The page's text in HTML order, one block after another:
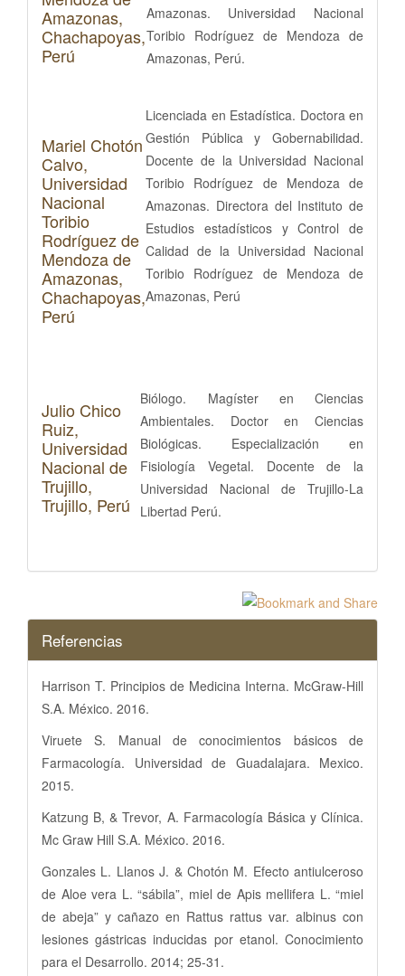
Amazonas,
Chachapoyas,
Perú
Amazonas. Universidad Nacional
Toribio Rodríguez de Mendoza de
Amazonas, Perú.
Mariel Chotón
Calvo,
Universidad
Nacional
Toribio
Rodríguez de
Mendoza de
Amazonas,
Chachapoyas,
Perú
Licenciada en Estadística. Doctora en
Gestión Pública y Gobernabilidad.
Docente de la Universidad Nacional
Toribio Rodríguez de Mendoza de
Amazonas. Directora del Instituto de
Estudios estadísticos y Control de
Calidad de la Universidad Nacional
Toribio Rodríguez de Mendoza de
Amazonas, Perú
Julio Chico
Ruiz,
Universidad
Nacional de
Trujillo,
Trujillo, Perú
Biólogo. Magíster en Ciencias
Ambientales. Doctor en Ciencias
Biológicas. Especialización en
Fisiología Vegetal. Docente de la
Universidad Nacional de Trujillo-La
Libertad Perú.
Referencias
Harrison T. Principios de Medicina Interna. McGraw-Hill
S.A. México. 2016.
Viruete S. Manual de conocimientos básicos de
Farmacología. Universidad de Guadalajara. Mexico.
2015.
Katzung B, & Trevor, A. Farmacología Básica y Clínica.
Mc Graw Hill S.A. México. 2016.
Gonzales L. Llanos J. & Chotón M. Efecto antiulceroso
de Aloe vera L. “sábila”, miel de Apis mellifera L. “miel
de abeja” y cañazo en Rattus rattus var. albinus con
lesiones gástricas inducidas por etanol. Conocimiento
para el Desarrollo. 2014; 25-31.